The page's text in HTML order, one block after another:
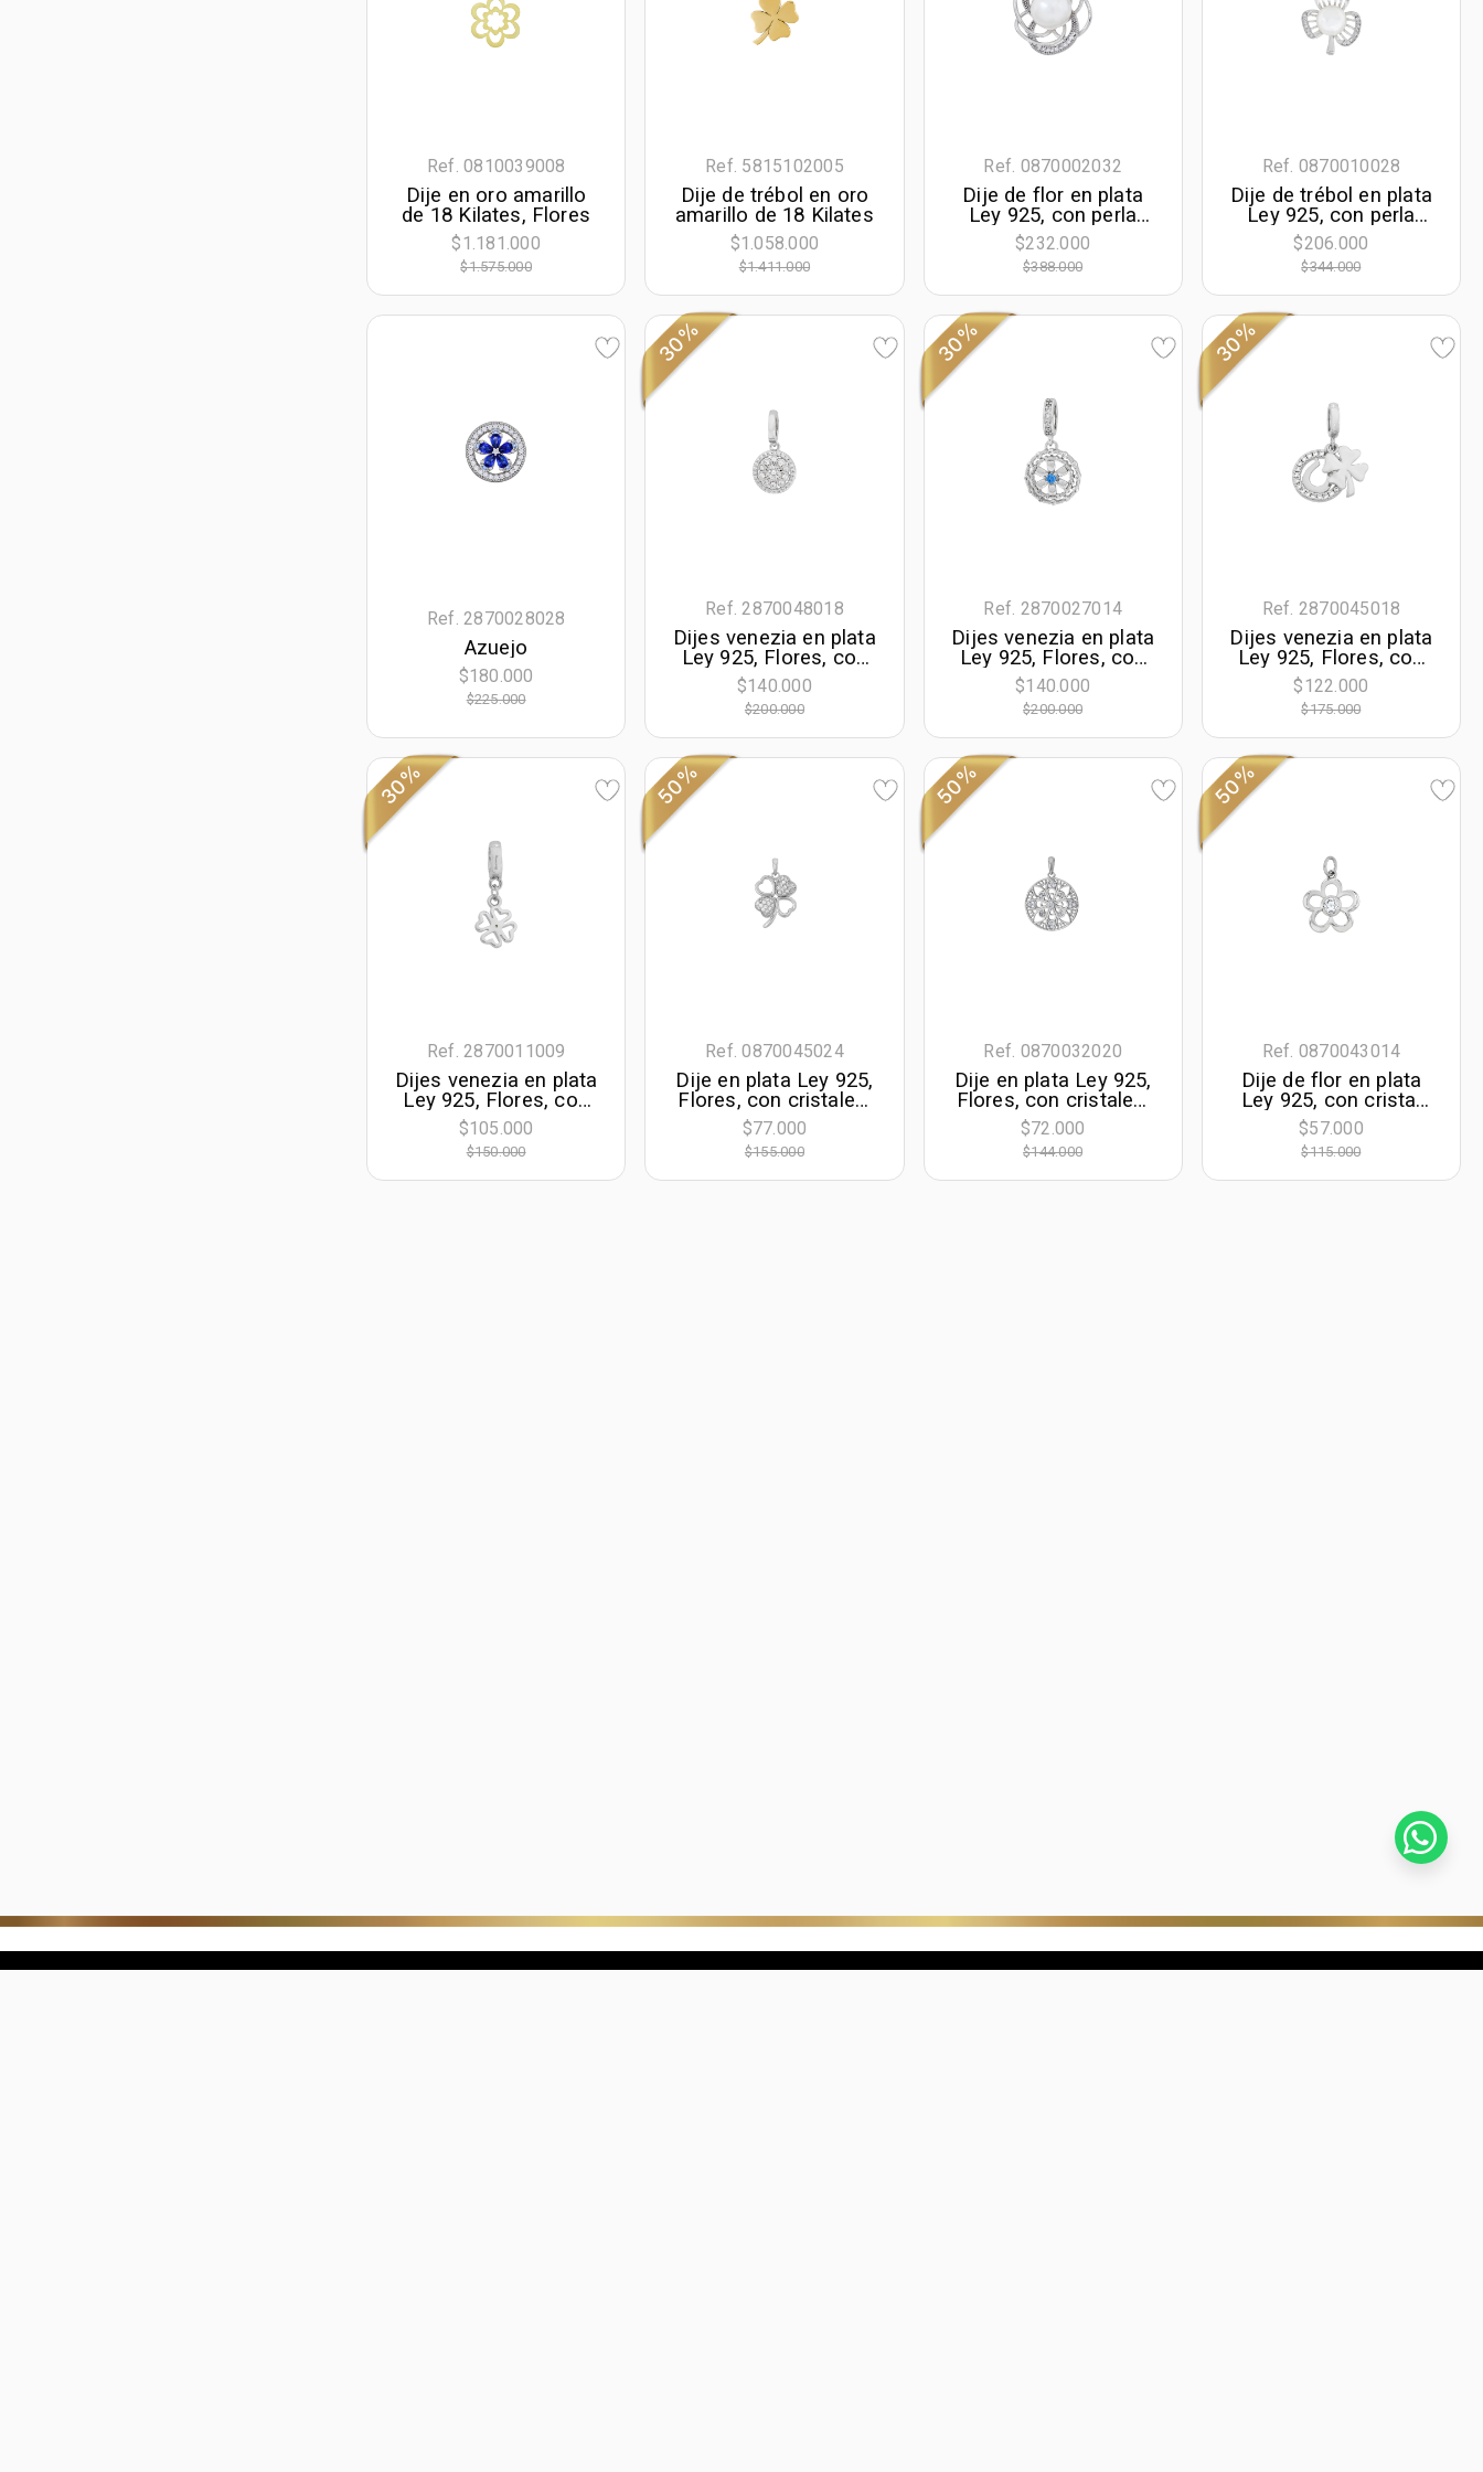
Ref. 0810039008
Dije en oro amarillo
de 18 Kilates, Flores
$1.181.000
$1.575.000
Ref. 5815102005
Dije de trébol en oro
amarillo de 18 Kilates
$1.058.000
$1.411.000
Ref. 0870002032
Dije de flor en plata
Ley 925, con perla
central y decoración
en zircones -
Colección Sueños
$232.000
$388.000
Ref. 0870010028
Dije de trébol en plata
Ley 925, con perla
central y decoración
en zircones -
Colección Sueños
$206.000
$344.000
Ref. 2870028028
Azuejo
$180.000
$225.000
30%
Ref. 2870048018
Dijes venezia en plata
Ley 925, Flores, con
cristales, 11 mm. de
ancho
$140.000
$200.000
30%
Ref. 2870027014
Dijes venezia en plata
Ley 925, Flores, con
cristal central y
decoración en
cristales, 11.50 mm.
de ancho
$140.000
$200.000
30%
Ref. 2870045018
Dijes venezia en plata
Ley 925, Flores, con
cristales
$122.000
$175.000
30%
Ref. 2870011009
Dijes venezia en plata
Ley 925, Flores, con
cristales
$105.000
$150.000
50%
Ref. 0870045024
Dije en plata Ley 925,
Flores, con cristales,
de la coleccion
Sueños
$77.000
$155.000
50%
Ref. 0870032020
Dije en plata Ley 925,
Flores, con cristales,
de la coleccion
Sueños
$72.000
$144.000
50%
Ref. 0870043014
Dije de flor en plata
Ley 925, con cristal
central - Colección
Sueños
$57.000
$115.000